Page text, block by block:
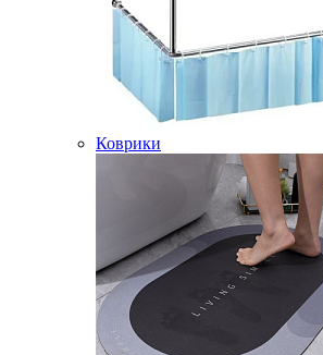
Коврики